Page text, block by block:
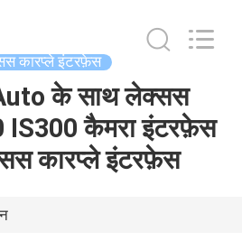
कारप्ले इंटरफ़ेस
के साथ लेक्सस
IS300 कैमरा इंटरफ़ेस
कारप्ले इंटरफ़ेस